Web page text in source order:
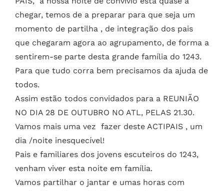
chegar, temos de a preparar para que seja um
momento de partilha , de integração dos pais
que chegaram agora ao agrupamento, de forma a
sentirem-se parte desta grande família do 1243.
Para que tudo corra bem precisamos da ajuda de
todos.
Assim estão todos convidados para a REUNIÃO
NO DIA 28 DE OUTUBRO NO ATL, PELAS 21.30.
Vamos mais uma vez fazer deste ACTIPAIS , um
dia /noite inesquecível!
Pais e familiares dos jovens escuteiros do 1243,
venham viver esta noite em família.
Vamos partilhar o jantar e umas horas com